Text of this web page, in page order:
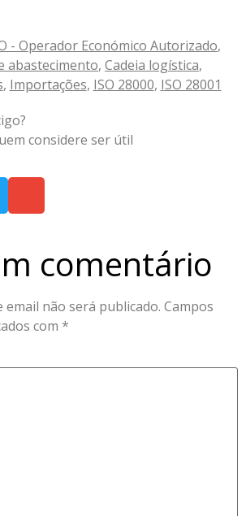
- Operador Económico Autorizado,
abastecimento, Cadeia logística,
, Importações, ISO 28000, ISO 28001
considere ser útil
comentário
email não será publicado. Campos
com *